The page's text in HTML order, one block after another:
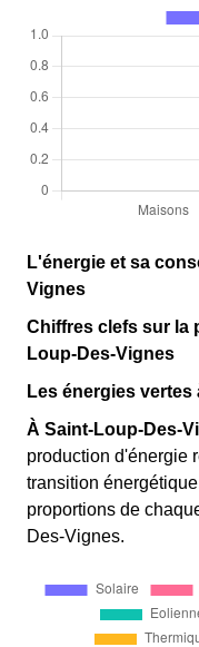
L'énergie et sa
Vignes
Chiffres clefs sur la
Loup-Des-Vignes
Les énergies
À Saint-Loup-Des-
production d'énergie
transition
proportions de
Des-Vignes.